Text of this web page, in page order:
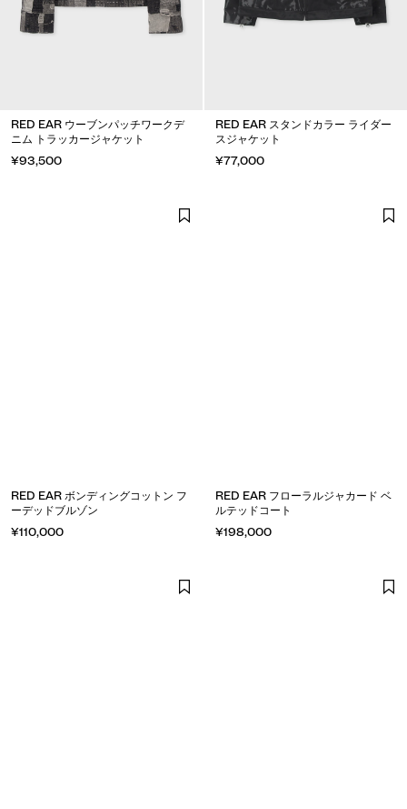
RED EAR ウーブンパッチワークデ
ニム トラッカージャケット
¥93,500
RED EAR スタンドカラー ライダー
スジャケット
¥77,000
RED EAR ボンディングコットン フ
ーデッドブルゾン
¥110,000
RED EAR フローラルジャカード ベ
ルテッドコート
¥198,000